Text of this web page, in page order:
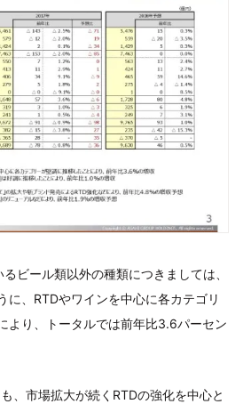
ビール類以外の種類につきましては、
に、RTDやワインを中心に各カテゴリ
より、トータルでは前年比3.6パーセン
、市場拡大が続くRTDの強化を中心と